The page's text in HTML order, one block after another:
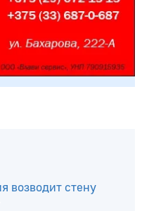
возводит стену